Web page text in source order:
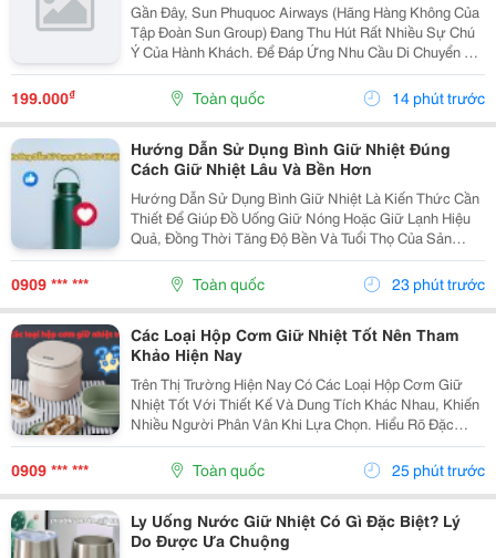
Gần Đây, Sun Phuquoc Airways (Hãng Hàng Không Của
Tập Đoàn Sun Group) Đang Thu Hút Rất Nhiều Sự Chú
Ý Của Hành Khách. Để Đáp Ứng Nhu Cầu Di Chuyển Và
Du Lịch, Hãng Đang Liên Tục Mở Rộng Mạng Lưới Bay,
Kết Nối Trực Tiếp Phú Quốc Với Nhiều Tỉnh Thành...
199.000₫ Toàn quốc 14 phút trước
Hướng Dẫn Sử Dụng Bình Giữ Nhiệt Đúng
Cách Giữ Nhiệt Lâu Và Bền Hơn
Hướng Dẫn Sử Dụng Bình Giữ Nhiệt Là Kiến Thức Cần
Thiết Để Giúp Đồ Uống Giữ Nóng Hoặc Giữ Lạnh Hiệu
Quả, Đồng Thời Tăng Độ Bền Và Tuổi Thọ Của Sản
Phẩm. Trong Bài Viết Này, Cozycup Sẽ Chia Sẻ Cách Vệ
Sinh Bình Trước Khi Sử Dụng, Cách Dùng Đúng Mỗi...
0909 *** *** Toàn quốc 23 phút trước
Các Loại Hộp Cơm Giữ Nhiệt Tốt Nên Tham
Khảo Hiện Nay
Trên Thị Trường Hiện Nay Có Các Loại Hộp Cơm Giữ
Nhiệt Tốt Với Thiết Kế Và Dung Tích Khác Nhau, Khiến
Nhiều Người Phân Vân Khi Lựa Chọn. Hiểu Rõ Đặc
Điểm Của Từng Loại Sẽ Giúp Bạn Dễ Dàng Tìm Được
Sản Phẩm Phù Hợp Với Nhu Cầu Sử Dụng Hằng Ngày.
0909 *** *** Toàn quốc 25 phút trước
Ly Uống Nước Giữ Nhiệt Có Gì Đặc Biệt? Lý
Do Được Ưa Chuộng